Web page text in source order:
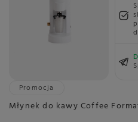
Promocja
Młynek do kawy Coffee